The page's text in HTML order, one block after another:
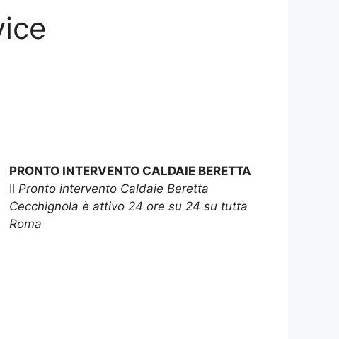
PRONTO INTERVENTO CALDAIE BERETTA
Il Pronto intervento Caldaie Beretta
Cecchignola è attivo 24 ore su 24 su tutta
Roma